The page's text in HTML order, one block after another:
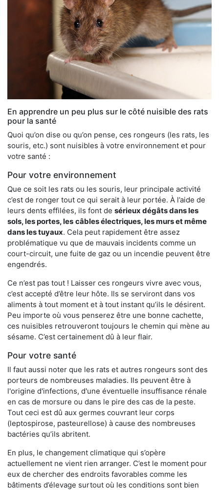
En apprendre un peu plus sur le côté nuisible des rats
pour la santé
Quoi qu’on dise ou qu’on pense, ces rongeurs (les rats, les
souris, etc.) sont nuisibles à votre environnement et pour
votre santé :
Pour votre environnement
Que ce soit les rats ou les souris, leur principale activité
c’est de ronger tout ce qui serait à leur portée. À l’aide de
leurs dents effilées, ils font de sérieux dégâts dans les
sols, les portes, les câbles électriques, les murs et même
dans les tuyaux. Cela peut rapidement être assez
problématique vu que de mauvais incidents comme un
court-circuit, une fuite de gaz ou un incendie peuvent être
engendrés.
Ce n’est pas tout ! Laisser ces rongeurs vivre avec vous,
c’est accepté d’être leur hôte. Ils se serviront dans vos
aliments à tout moment et à tout instant qu’ils le désirent.
Peu importe où vous penserez être une bonne cachette,
ces nuisibles retrouveront toujours le chemin qui mène au
sésame. C’est certainement dû à leur flair.
Pour votre santé
Il faut aussi noter que les rats et autres rongeurs sont des
porteurs de nombreuses maladies. Ils peuvent être à
l'origine d'infections, d'une éventuelle insuffisance rénale
en cas de morsure ou dans le pire des cas de la peste.
Tout ceci est dû aux germes couvrant leur corps
(leptospirose, pasteurellose) à cause des nombreuses
bactéries qu’ils abritent.
En plus, le changement climatique qui s’opère
actuellement ne vient rien arranger. C’est le moment pour
eux de chercher des endroits favorables comme les
bâtiments d’élevage surtout où les conditions sont bien